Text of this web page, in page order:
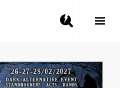
Toggle